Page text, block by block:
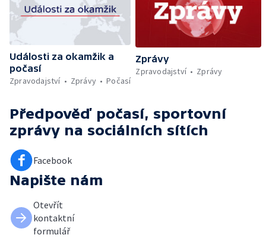
Události za okamžik a
počasí
Zpravodajství
Zprávy Počasí
Zprávy
Zpravodajství
Zprávy
Předpověď počasí, sportovní
zprávy na sociálních sítích
Facebook
Napište nám
Otevřít
kontaktní
formulář